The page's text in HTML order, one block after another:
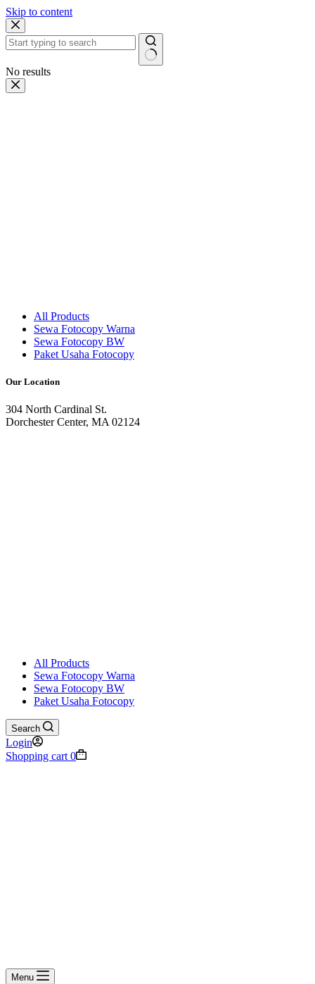
Skip to content
No results
All Products
Sewa Fotocopy Warna
Sewa Fotocopy BW
Paket Usaha Fotocopy
Our Location
304 North Cardinal St.
Dorchester Center, MA 02124
All Products
Sewa Fotocopy Warna
Sewa Fotocopy BW
Paket Usaha Fotocopy
Search
Login
Shopping cart 0
Menu